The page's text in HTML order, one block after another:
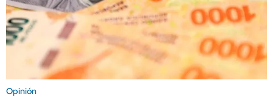
Opinión